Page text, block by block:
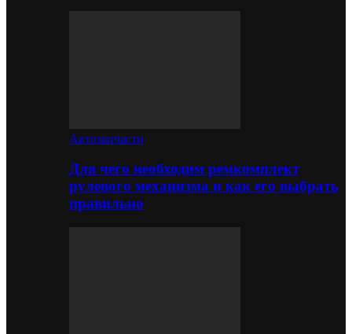
Автозапчасти
Для чего необходим ремкомплект
рулевого механизма и как его выбрать
правильно